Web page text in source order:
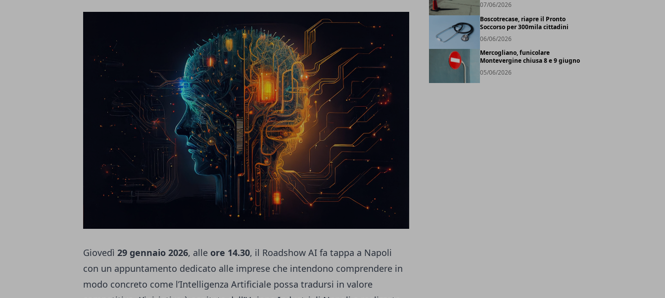
Giovedì 29 gennaio 2026, alle ore 14.30, il Roadshow AI fa tappa a Napoli
con un appuntamento dedicato alle imprese che intendono comprendere in
modo concreto come l’Intelligenza Artificiale possa tradursi in valore
07/06/2026
Boscotrecase, riapre il Pronto
Soccorso per 300mila cittadini
06/06/2026
Mercogliano, funicolare
Montevergine chiusa 8 e 9 giugno
05/06/2026